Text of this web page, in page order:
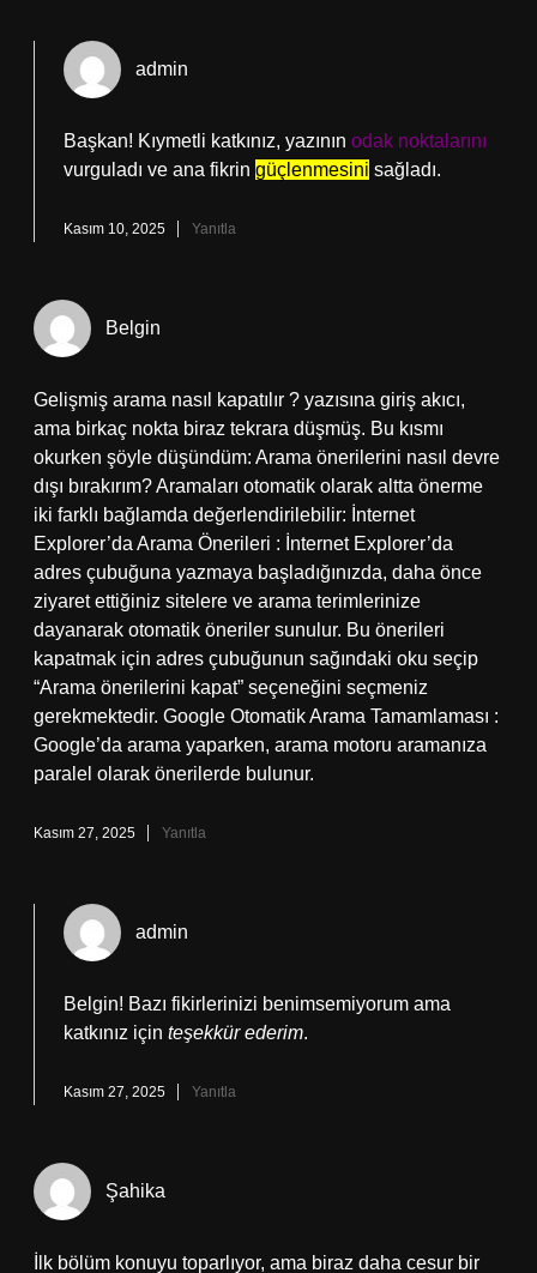
admin
Başkan! Kıymetli katkınız, yazının odak noktalarını
vurguladı ve ana fikrin güçlenmesini sağladı.
Kasım 10, 2025 Yanıtla
Belgin
Gelişmiş arama nasıl kapatılır ? yazısına giriş akıcı,
ama birkaç nokta biraz tekrara düşmüş. Bu kısmı
okurken şöyle düşündüm: Arama önerilerini nasıl devre
dışı bırakırım? Aramaları otomatik olarak altta önerme
iki farklı bağlamda değerlendirilebilir: İnternet
Explorer’da Arama Önerileri : İnternet Explorer’da
adres çubuğuna yazmaya başladığınızda, daha önce
ziyaret ettiğiniz sitelere ve arama terimlerinize
dayanarak otomatik öneriler sunulur. Bu önerileri
kapatmak için adres çubuğunun sağındaki oku seçip
“Arama önerilerini kapat” seçeneğini seçmeniz
gerekmektedir. Google Otomatik Arama Tamamlaması :
Google’da arama yaparken, arama motoru aramanıza
paralel olarak önerilerde bulunur.
Kasım 27, 2025 Yanıtla
admin
Belgin! Bazı fikirlerinizi benimsemiyorum ama
katkınız için teşekkür ederim.
Kasım 27, 2025 Yanıtla
Şahika
İlk bölüm konuyu toparlıyor, ama biraz daha cesur bir